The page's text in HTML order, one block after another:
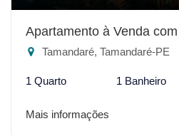
Apartamento à Venda
Tamandaré, Tamandaré-PE
1 Quarto 1 Banheiro
Mais informações